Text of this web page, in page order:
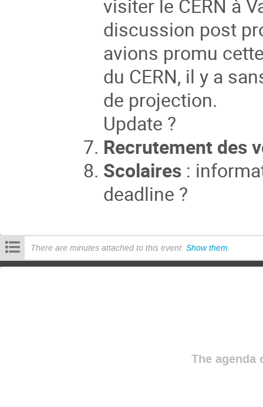
visiter le CERN à
discussion post
avions promu
du CERN, il y a
de projection.
Update ?
Recrutement des
Scolaires:
deadline ?
There are minutes attached to this event. Show them.
The